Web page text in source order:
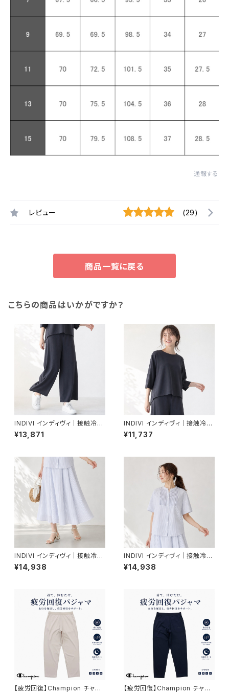
通報する
レビュー (29)
商品一覧に戻る
こちらの商品はいかがですか？
INDIVI インディヴィ｜接触冷感
イージーワイドパンツ｜着る日
傘 透湿 レディース 177-85301
¥13,871
INDIVI インディヴィ｜接触冷感
ドルマントップス｜着る日傘 透
湿 レディース 177-85301 C.グ
¥11,737
INDIVI インディヴィ｜接触冷感
シアーシャンブレータックフレア
スカート｜レディース 177-854
¥14,938
INDIVI インディヴィ｜接触冷感
ピンタックデザインブラウス｜レ
ディース 177-85403 ホワイト
¥14,938
【疲労回復】Champion チャン
【疲労回復】Champion チャン